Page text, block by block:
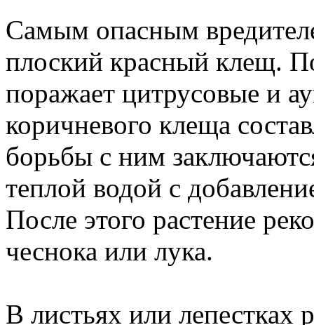
Самым опасным
плоский красный клещ.
поражает цитрусовые и
коричневого клеща
борьбы с ним
теплой водой с
После этого растение
чеснока или лука.
В листьях или лепестках